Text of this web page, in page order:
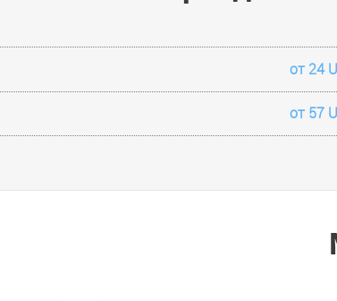
от 24
от 57